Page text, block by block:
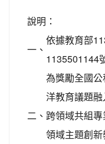
說明：
一、
依據教育部
1135501144
二、
為獎勵全國
洋教育議題
跨領域共組
領域主題創